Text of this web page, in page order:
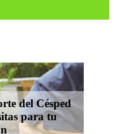
del Césped
para tu